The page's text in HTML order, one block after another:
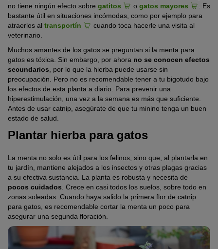
no tiene ningún efecto sobre gatitos o gatos mayores
. Es
bastante útil en situaciones incómodas, como por ejemplo para
atraerlos al transportín
cuando toca hacerle una visita al
veterinario.
Muchos amantes de los gatos se preguntan si la menta para
gatos es tóxica. Sin embargo, por ahora no se conocen efectos
secundarios , por lo que la hierba puede usarse sin
preocupación. Pero no es recomendable tener a tu bigotudo bajo
los efectos de esta planta a diario. Para prevenir una
hiperestimulación, una vez a la semana es más que suficiente.
Antes de usar catnip, asegúrate de que tu minino tenga un buen
estado de salud.
Plantar hierba para gatos
La menta no solo es útil para los felinos, sino que, al plantarla en
tu jardín, mantiene alejados a los insectos y otras plagas gracias
a su efectiva sustancia. La planta es robusta y necesita de
pocos cuidados . Crece en casi todos los suelos, sobre todo en
zonas soleadas. Cuando haya salido la primera flor de catnip
para gatos, es recomendable cortar la menta un poco para
asegurar una segunda floración.